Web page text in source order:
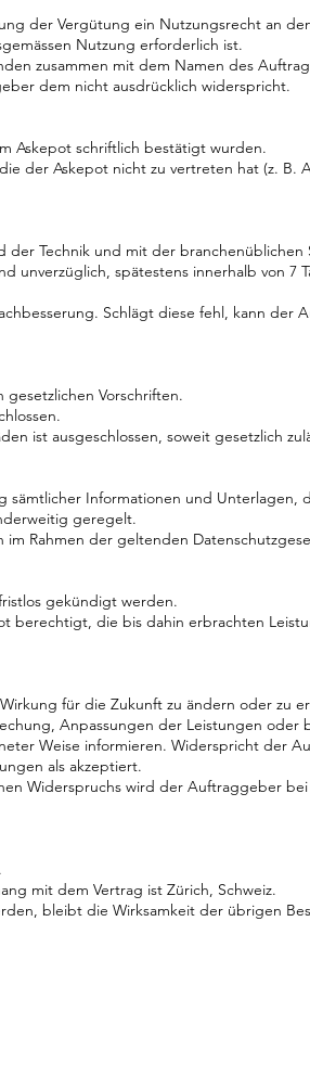
der Vergütung ein Nutzungsrecht an
Nutzung erforderlich ist.
zusammen mit dem Namen des
dem nicht ausdrücklich widerspricht.
Askepot schriftlich bestätigt wurden.
der Askepot nicht zu vertreten hat (z. B.
der Technik und mit der branchenüblichen
unverzüglich, spätestens innerhalb von 7
Schlägt diese fehl, kann der
gesetzlichen Vorschriften.
ist ausgeschlossen, soweit gesetzlich
sämtlicher Informationen und Unterlagen,
geregelt.
Rahmen der geltenden
gekündigt werden.
die bis dahin erbrachten
für die Zukunft zu ändern oder zu
Anpassungen der Leistungen
Weise informieren. Widerspricht der
als akzeptiert.
Widerspruchs wird der Auftraggeber
mit dem Vertrag ist Zürich, Schweiz.
bleibt die Wirksamkeit der übrigen